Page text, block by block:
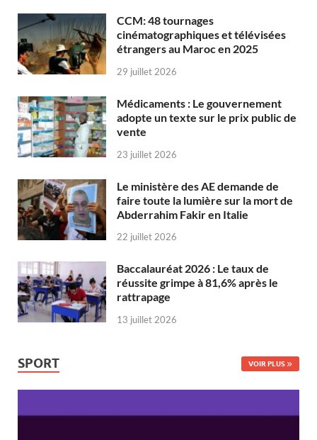
CCM: 48 tournages
cinématographiques et télévisées
étrangers au Maroc en 2025
29 juillet 2026
Médicaments : Le gouvernement
adopte un texte sur le prix public de
vente
23 juillet 2026
Le ministère des AE demande de
faire toute la lumière sur la mort de
Abderrahim Fakir en Italie
22 juillet 2026
Baccalauréat 2026 : Le taux de
réussite grimpe à 81,6% après le
rattrapage
13 juillet 2026
SPORT VOIR PLUS